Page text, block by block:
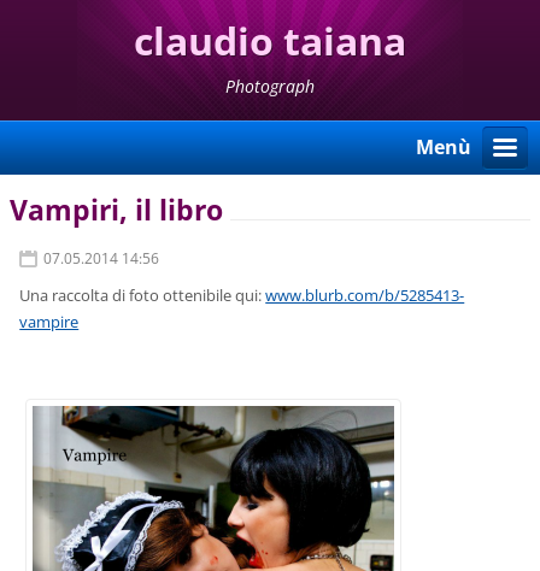
claudio taiana
Photograph
Menù
Vampiri, il libro
07.05.2014 14:56
Una raccolta di foto ottenibile qui:www.blurb.com/b/5285413-
vampire